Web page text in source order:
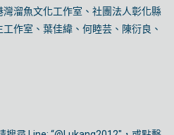
灣溜魚文化工作室 、 社團法人彰化縣
工作室 、 葉佳緯 、何睦芸、陳衍良、